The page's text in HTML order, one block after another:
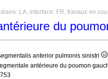
LA, interface: FR, travaux en
du
anterior pulmonis sinistri
antérieure du poumon